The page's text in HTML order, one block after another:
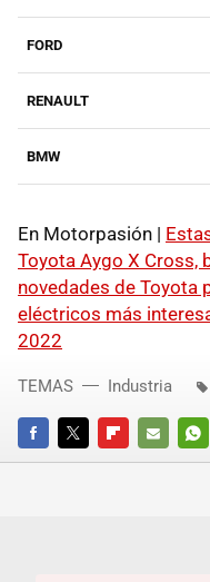
FORD
RENAULT
BMW
En Motorpasión |
Toyota Aygo X Cross,
novedades de Toyota
eléctricos más
2022
FACEBOOKTWITTERFLIPBOARD
E-
TEMAS Industria